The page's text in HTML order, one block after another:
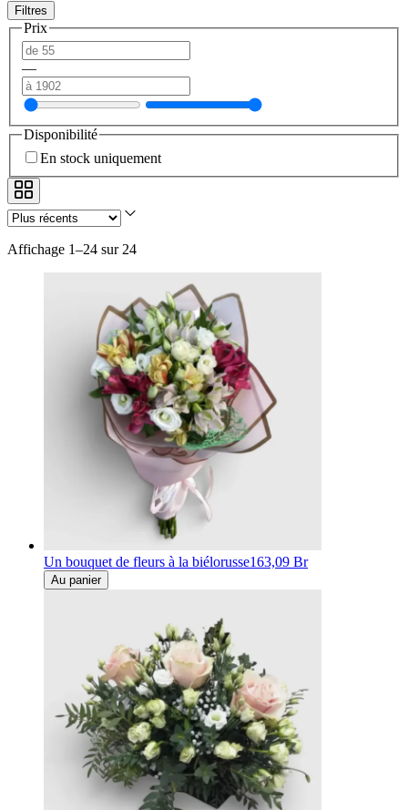
Filtres
Prix
—
Disponibilité
En stock uniquement
Affichage 1–24 sur 24
Un bouquet de fleurs à la biélorusse163,09 Br
Au panier